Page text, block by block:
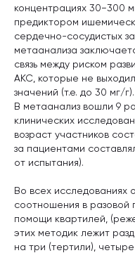
концентрациях 30−300
предиктором
сердечно-сосудистых
метаанализа
связь между риском
АКС, которые не
значений (т.е. до 30 мг/г).
В метаанализ вошли 9
клинических
возраст участников
за пациентами
от испытания).
Во всех исследованиях
соотношения в разовой
помощи квартилей,
этих методик лежит
на три (тертили), четыре